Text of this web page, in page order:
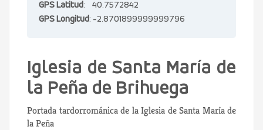
GPS Latitud: 40.7572842
GPS Longitud: -2.8701899999999796
Iglesia de Santa María de
la Peña de Brihuega
Portada tardorrománica de la Iglesia de Santa María de
la Peña